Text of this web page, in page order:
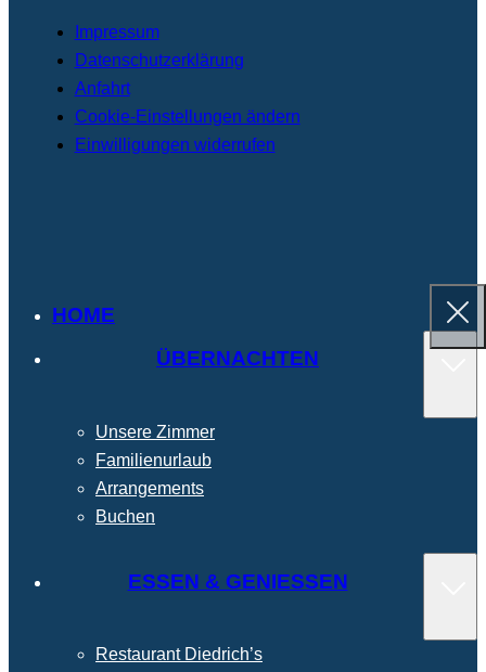
Impressum
Datenschutzerklärung
Anfahrt
Cookie-Einstellungen ändern
Einwilligungen widerrufen
HOME
ÜBERNACHTEN
Unsere Zimmer
Familienurlaub
Arrangements
Buchen
ESSEN & GENIESSEN
Restaurant Diedrich’s